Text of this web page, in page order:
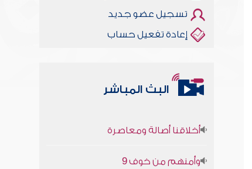
تسجيل عضو جديد
إعادة تفعيل حساب
البث المباشر